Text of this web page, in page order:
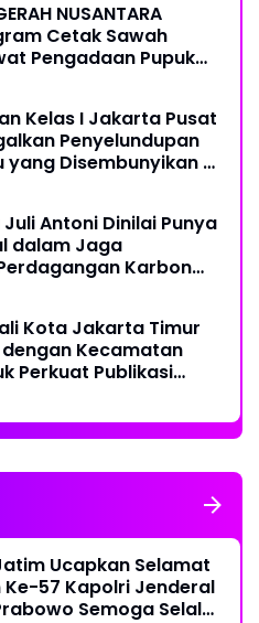
NUSANTARA
Cetak Sawah
Pengadaan Pupuk
Kelas I Jakarta Pusat
Penyelundupan
yang Disembunyikan di
Antoni Dinilai Punya
dalam Jaga
Karbon
Kota Jakarta Timur
Kecamatan
Perkuat Publikasi
Ucapkan Selamat
Ke-57 Kapolri Jenderal
Semoga Selalu